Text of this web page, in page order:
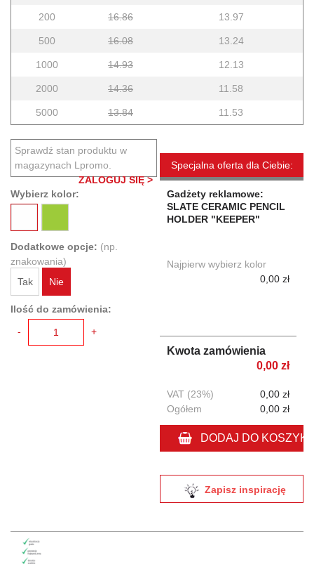
200 16.86 13.97
500 16.08 13.24
1000 14.93 12.13
2000 14.36 11.58
5000 13.84 11.53
Sprawdź stan produktu w
magazynach Lpromo.
ZALOGUJ SIĘ >
Wybierz kolor:
Dodatkowe opcje: (np.
znakowania)
Tak
Nie
Ilość do zamówienia:
-
+
Specjalna oferta dla Ciebie:
Gadżety reklamowe:
SLATE CERAMIC PENCIL
HOLDER "KEEPER"
Najpierw wybierz kolor
0,00 zł
Kwota zamówienia
0,00 zł
VAT (23%)
0,00 zł
Ogółem
0,00 zł
DODAJ DO
Zapisz inspirację